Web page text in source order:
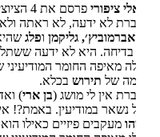
ציפוריפרסם את 4 הציוצים הבאים בטוויטר:
אברמוביץ׳, גליקמןופלגשהיא לא
בדיחה. היא לא ידעה ששתלו
מאיפה החומר המודיעיני
שלתירושבכלא.
בן ארי) ואדון
נשאר במודיעין. באמת?! איזו
מעקבים פיזיים כאילו הוא